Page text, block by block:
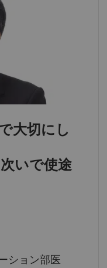
大切にし
いで使途
ション部医